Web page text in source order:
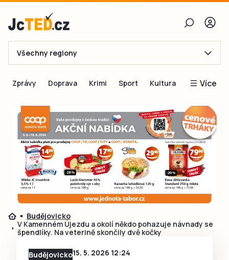
E-mail
Obnovit heslo
Přihlásit se
Přihlásit se přes Facebook
Ještě nemám účet, chci seRegistrovat
Všechny regiony
Zprávy Doprava Krimi Sport Kultura Více
Inspirace
Čtenáři píší
Speciální přílohy
Inzerce
Budějovicko
V Kamenném Újezdu a okolí někdo pohazuje návnady se
špendlíky. Na veterině skončily dvě kočky
Budějovicko15. 5. 2026 12:24